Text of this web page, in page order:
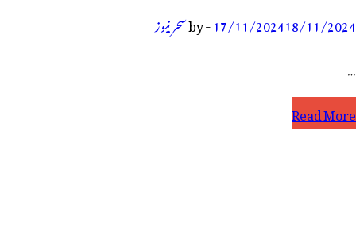
17/11/202418/11/2024
-
byسحر نیوز
…
ایمبولنس
Read More